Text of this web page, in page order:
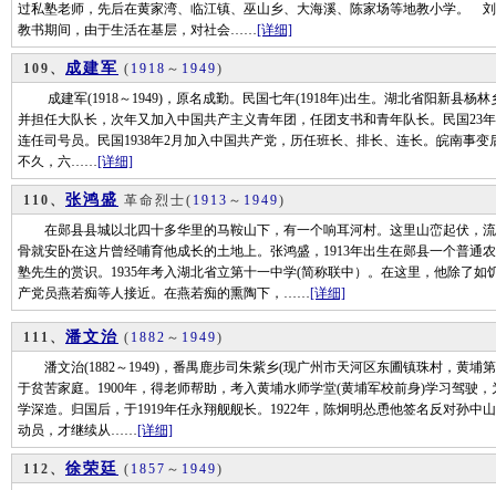
过私塾老师，先后在黄家湾、临江镇、巫山乡、大海溪、陈家场等地教小学。
教书期间，由于生活在基层，对社会……[详细]
109、 成建军 ( 1918 ～ 1949)
成建军(1918～1949)，原名成勤。民国七年(1918年)出生。湖北省阳新县杨林
并担任大队长，次年又加入中国共产主义青年团，任团支书和青年队长。民国23
连任司号员。民国1938年2月加入中国共产党，历任班长、排长、连长。皖南事
不久，六……[详细]
110、 张鸿盛 革命烈士( 1913 ～ 1949)
在郧县县城以北四十多华里的马鞍山下，有一个响耳河村。这里山峦起伏，
骨就安卧在这片曾经哺育他成长的土地上。张鸿盛，1913年出生在郧县一个普通
塾先生的赏识。1935年考入湖北省立第十一中学(简称联中）。在这里，他除了
产党员燕若痴等人接近。在燕若痴的熏陶下，……[详细]
111、 潘文治 ( 1882 ～ 1949)
潘文治(1882～1949)，番禺鹿步司朱紫乡(现广州市天河区东圃镇珠村，黄埔
于贫苦家庭。1900年，得老师帮助，考入黄埔水师学堂(黄埔军校前身)学习驾驶
学深造。归国后，于1919年任永翔舰舰长。1922年，陈炯明怂恿他签名反对孙中
动员，才继续从……[详细]
112、 徐荣廷 ( 1857 ～ 1949)